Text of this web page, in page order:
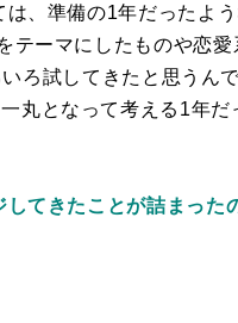
、準備の1年だったよ
テーマにしたものや恋
ろ試してきたと思うん
丸となって考える1年
てきたことが詰まった